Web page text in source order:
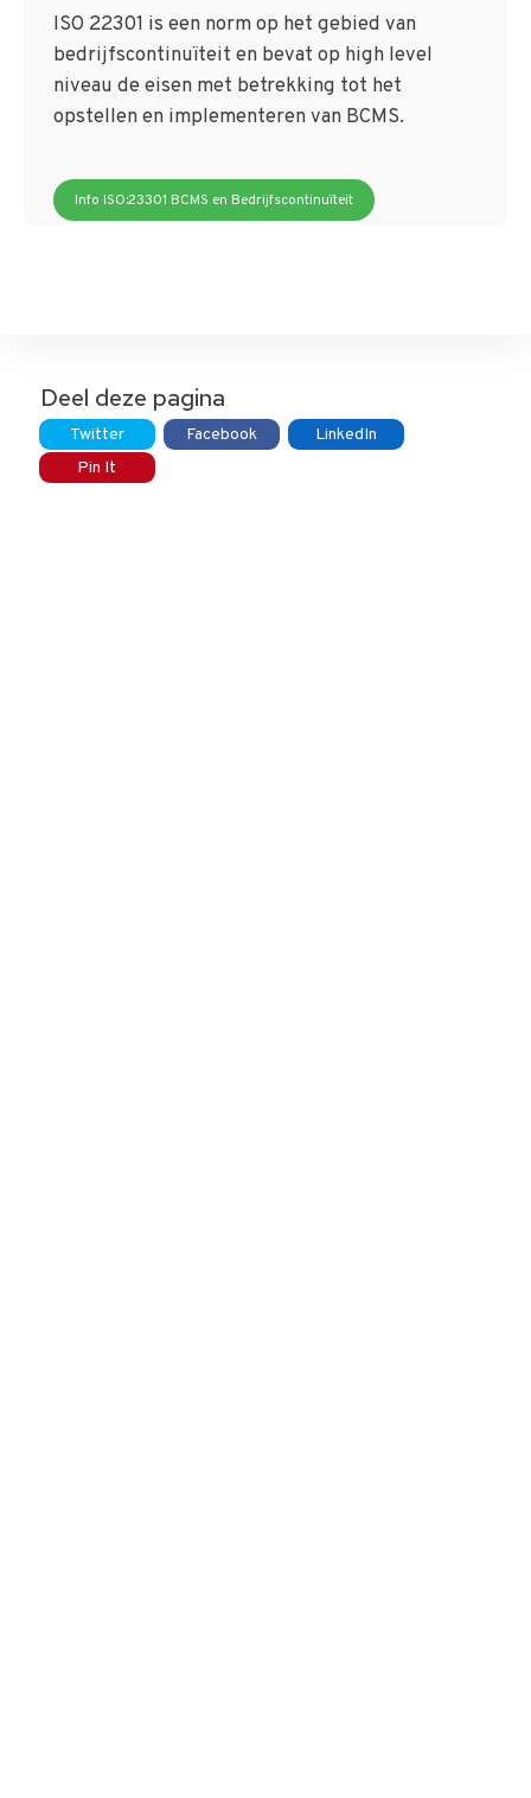
ISO 22301 is een norm op het gebied van
bedrijfscontinuïteit en bevat op high level
niveau de eisen met betrekking tot het
opstellen en implementeren van BCMS.
Info ISO:23301 BCMS en Bedrijfscontinuïteit
Deel deze pagina
Twitter Facebook
LinkedIn
Pin It